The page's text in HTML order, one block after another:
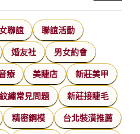
聯誼 聯誼活動
婚友社 男女約會
療 美睫店 新莊美甲
紋繡常見問題 新莊接睫毛
精密鋼模 台北裝潢推薦